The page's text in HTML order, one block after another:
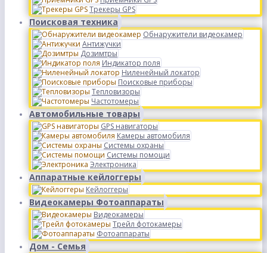
Трекеры GPS
Поисковая техника
Обнаружители видеокамер
Антижучки
Дозимтры
Индикатор поля
Ниленейный локатор
Поисковые приборы
Тепловизоры
Частотомеры
Автомобильные товары
GPS навигаторы
Камеры автомобиля
Системы охраны
Системы помощи
Электроника
Аппаратные кейлоггеры
Кейлоггеры
Видеокамеры Фотоаппараты
Видеокамеры
Трейл фотокамеры
Фотоаппараты
Дом - Семья